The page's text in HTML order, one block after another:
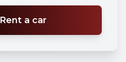
Rent a car